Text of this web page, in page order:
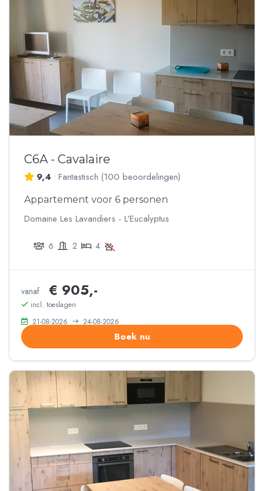
C6A - Cavalaire
9,4 • Fantastisch (100 beoordelingen)
Appartement voor 6 personen
Domaine Les Lavandiers - L'Eucalyptus
6 2 4
vanaf € 905,-
incl. toeslagen
21-08-2026
24-08-2026
Boek nu